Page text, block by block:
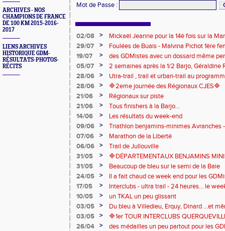
ARCHIVES - NOS
CHAMPIONS DE FRANCE
DE 100 KM 2015-2016-
2017
LIENS ARCHIVES
HISTORIQUE GDM-
RÉSULTATS-PHOTOS-
RÉCITS
Mot de Passe :
02/08 >
Mickaël Jeanne pour la 14è fois sur la
Eaux
29/07 >
Foulées de Buais - Malvina Pichot 1ère
19/07
>
des GDMistes avec un dossard même
05/07
>
2 semaines après la 1/2 Barjo, Géraldine
marche du podium du Trail de l'Ange
28/06 >
Utra-trail , trail et urban-trail au
28/06
>
🔷️2eme journée des Régionaux CJES🔷️
21/06
>
Régionaux sur piste
21/06
>
Tous finishers à la Barjo...
14/06
>
Les résultats du week-end
09/06
>
Triathlon benjamins-minimes Avranches
07/06
>
Marathon de la Liberté
06/06
>
Trail de Jullouville
31/05
>
🔷DÉPARTEMENTAUX BENJAMINS
31/05
>
Beaucoup de bleu sur le semi de la Baie
24/05
>
Il a fait chaud ce week end pour les
de compétitions
17/05 >
Interclubs - ultra trail - 24 heures... le
riche en émotions
10/05 >
un TKAL un peu glissant
03/05
>
Du bleu à Villedieu, Erquy, Dinard ...et
03/05
>
🔷️1er TOUR INTERCLUBS
26/04
>
des médailles un peu partout pour les